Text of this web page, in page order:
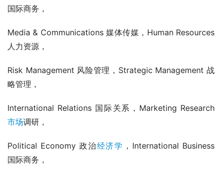
国际商务，
Media & Communications 媒体传媒，Human Resources
人力资源，
Risk Management 风险管理，Strategic Management 战
略管理，
市场调研，
Political Economy 政治经济学 ，International Business
国际商务，